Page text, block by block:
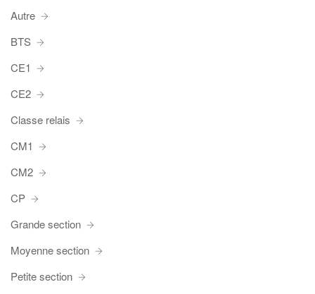
Autre
BTS
CE1
CE2
Classe relais
CM1
CM2
CP
Grande section
Moyenne section
Petite section